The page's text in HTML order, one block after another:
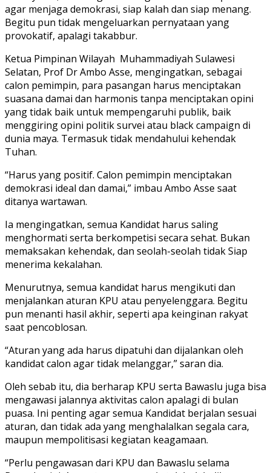
agar menjaga demokrasi, siap kalah dan siap menang.
Begitu pun tidak mengeluarkan pernyataan yang
provokatif, apalagi takabbur.
Ketua Pimpinan Wilayah Muhammadiyah Sulawesi
Selatan, Prof Dr Ambo Asse, mengingatkan, sebagai
calon pemimpin, para pasangan harus menciptakan
suasana damai dan harmonis tanpa menciptakan opini
yang tidak baik untuk mempengaruhi publik, baik
menggiring opini politik survei atau black campaign di
dunia maya. Termasuk tidak mendahului kehendak
Tuhan.
“Harus yang positif. Calon pemimpin menciptakan
demokrasi ideal dan damai,” imbau Ambo Asse saat
ditanya wartawan.
Ia mengingatkan, semua Kandidat harus saling
menghormati serta berkompetisi secara sehat. Bukan
memaksakan kehendak, dan seolah-seolah tidak Siap
menerima kekalahan.
Menurutnya, semua kandidat harus mengikuti dan
menjalankan aturan KPU atau penyelenggara. Begitu
pun menanti hasil akhir, seperti apa keinginan rakyat
saat pencoblosan.
“Aturan yang ada harus dipatuhi dan dijalankan oleh
kandidat calon agar tidak melanggar,” saran dia.
Oleh sebab itu, dia berharap KPU serta Bawaslu juga bisa
mengawasi jalannya aktivitas calon apalagi di bulan
puasa. Ini penting agar semua Kandidat berjalan sesuai
aturan, dan tidak ada yang menghalalkan segala cara,
maupun mempolitisasi kegiatan keagamaan.
“Perlu pengawasan dari KPU dan Bawaslu selama